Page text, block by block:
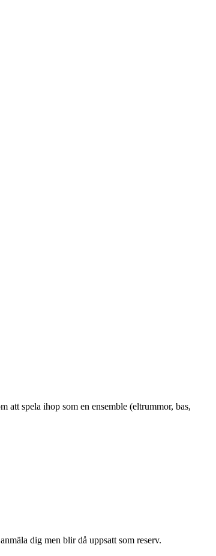
spela ihop som en ensemble (eltrummor, bas,
dig men blir då uppsatt som reserv.